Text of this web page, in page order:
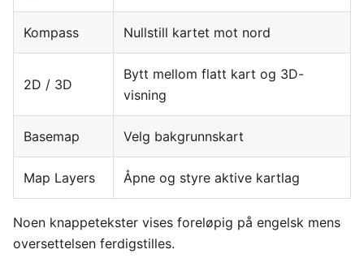
Kompass Nullstill kartet mot nord
2D / 3D
Bytt mellom flatt kart og 3D-
visning
Basemap Velg bakgrunnskart
Map Layers Åpne og styre aktive kartlag
Noen knappetekster vises foreløpig på engelsk mens
oversettelsen ferdigstilles.